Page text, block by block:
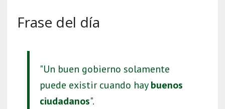
Frase del día
"Un buen gobierno solamente
puede existir cuando haybuenos
ciudadanos".